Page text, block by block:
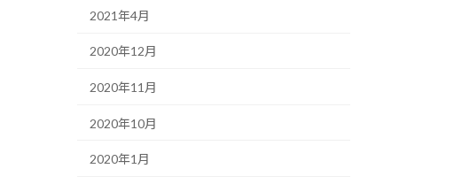
2021年4月
2020年12月
2020年11月
2020年10月
2020年1月